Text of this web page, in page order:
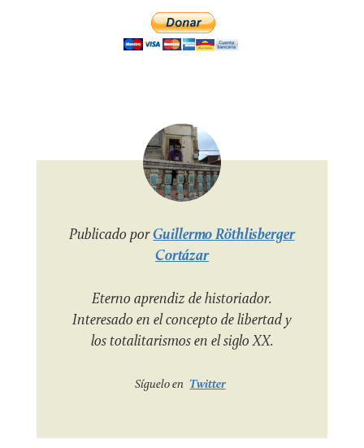
Publicado porGuillermo Röthlisberger
Cortázar
Eterno aprendiz de historiador.
Interesado en el concepto de libertad y
los totalitarismos en el siglo XX.
Síguelo en Twitter